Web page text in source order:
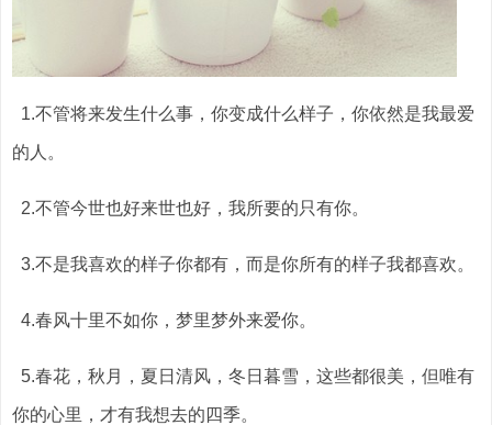
1.不管将来发生什么事，你变成什么样子，你依然是我最爱
的人。
2.不管今世也好来世也好，我所要的只有你。
3.不是我喜欢的样子你都有，而是你所有的样子我都喜欢。
4.春风十里不如你，梦里梦外来爱你。
5.春花，秋月，夏日清风，冬日暮雪，这些都很美，但唯有
你的心里，才有我想去的四季。